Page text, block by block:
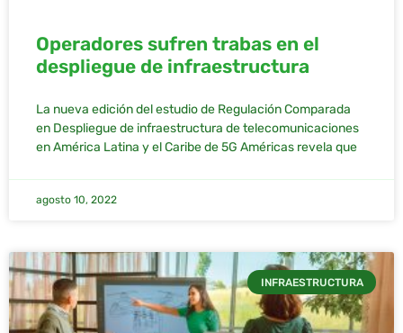
Operadores sufren trabas en el
despliegue de infraestructura
La nueva edición del estudio de Regulación Comparada
en Despliegue de infraestructura de telecomunicaciones
en América Latina y el Caribe de 5G Américas revela que
agosto 10, 2022
INFRAESTRUCTURA